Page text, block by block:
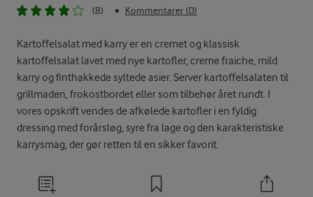
(8)
• Kommentarer (0)
Kartoffelsalat med karry er en cremet og klassisk
kartoffelsalat lavet med nye kartofler, creme fraiche, mild
karry og finthakkede syltede asier. Server kartoffelsalaten til
grillmaden, frokostbordet eller som tilbehør året rundt. I
vores opskrift vendes de afkølede kartofler i en fyldig
dressing med forårsløg, syre fra lage og den karakteristiske
karrysmag, der gør retten til en sikker favorit.